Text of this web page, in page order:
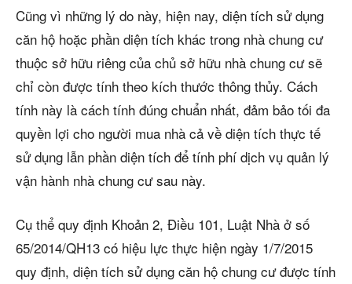
Cũng vì những lý do này, hiện nay, diện tích sử dụng
căn hộ hoặc phần diện tích khác trong nhà chung cư
thuộc sở hữu riêng của chủ sở hữu nhà chung cư sẽ
chỉ còn được tính theo kích thước thông thủy. Cách
tính này là cách tính đúng chuẩn nhất, đảm bảo tối đa
quyền lợi cho người mua nhà cả về diện tích thực tế
sử dụng lẫn phần diện tích để tính phí dịch vụ quản lý
vận hành nhà chung cư sau này.
Cụ thể quy định Khoản 2, Điều 101, Luật Nhà ở số
65/2014/QH13 có hiệu lực thực hiện ngày 1/7/2015
quy định, diện tích sử dụng căn hộ chung cư được tính